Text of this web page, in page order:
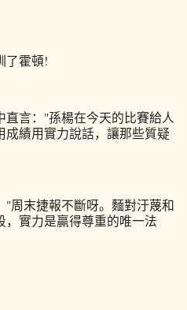
了霍頓!
言："孫楊在今天的比賽給人
績用實力說話，讓那些質疑
周末捷報不斷呀。麵對汙蔑和
實力是贏得尊重的唯一法